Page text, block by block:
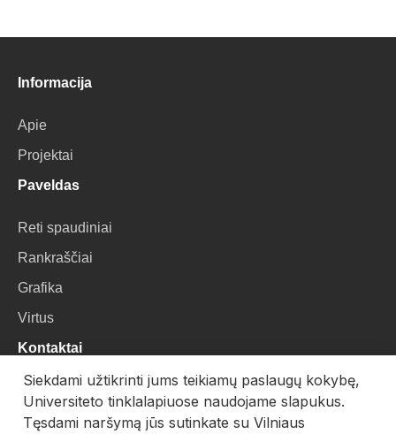
Informacija
Apie
Projektai
Paveldas
Reti spaudiniai
Rankraščiai
Grafika
Virtus
Kontaktai
VU Biblioteka
Universiteto g. 3, LT-01122, Vilnius
Siekdami užtikrinti jums teikiamų paslaugų kokybę,
Universiteto tinklalapiuose naudojame slapukus.
Tęsdami naršymą jūs sutinkate su Vilniaus